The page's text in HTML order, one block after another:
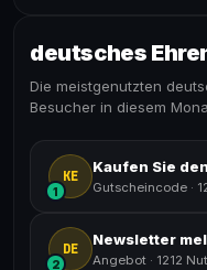
deutsches
Die meistgenutzten
Besucher in diesem
KE
1
Kaufen Sie
Gutscheincode ·
DE
2
Newsletter
Angebot · 1212